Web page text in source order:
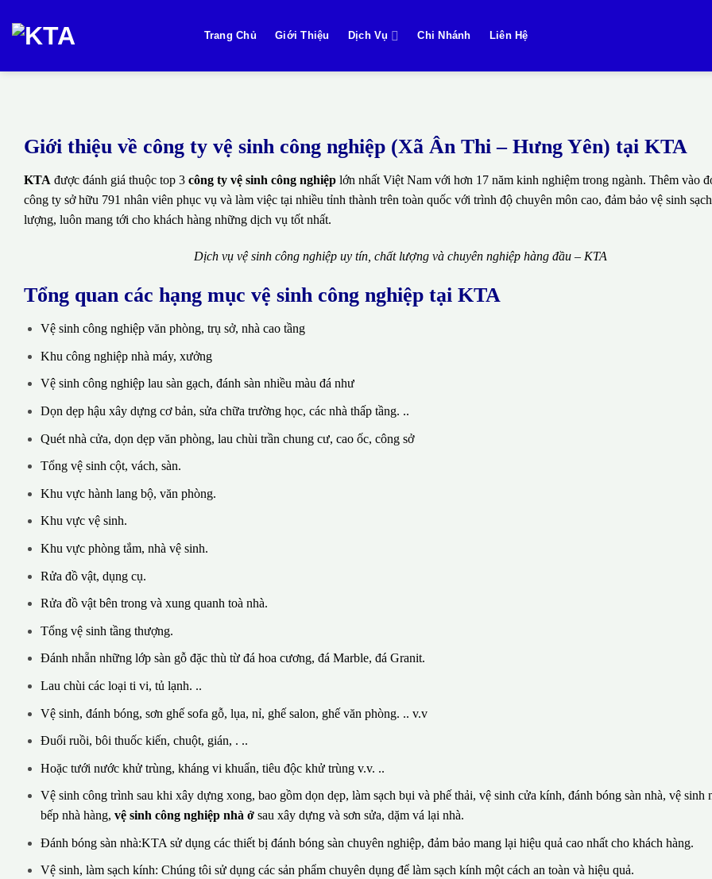
qua
dung
Trang Chủ Giới Thiệu Dịch Vụ Chi Nhánh Liên Hệ
Giới thiệu về công ty vệ sinh công nghiệp (Xã Ân Thi – Hưng Yên) tại KTA
KTA được đánh giá thuộc top 3 công ty vệ sinh công nghiệp lớn nhất Việt Nam với hơn 17 năm kinh nghiệm trong ngành. Thêm vào
công ty sở hữu 791 nhân viên phục vụ và làm việc tại nhiều tỉnh thành trên toàn quốc với trình độ chuyên môn cao, đảm bảo vệ sinh
lượng, luôn mang tới cho khách hàng những dịch vụ tốt nhất.
Dịch vụ vệ sinh công nghiệp uy tín, chất lượng và chuyên nghiệp hàng đầu – KTA
Tổng quan các hạng mục vệ sinh công nghiệp tại KTA
Vệ sinh công nghiệp văn phòng, trụ sở, nhà cao tầng
Khu công nghiệp nhà máy, xưởng
Vệ sinh công nghiệp lau sàn gạch, đánh sàn nhiều màu đá như
Dọn dẹp hậu xây dựng cơ bản, sửa chữa trường học, các nhà thấp tầng. ..
Quét nhà cửa, dọn dẹp văn phòng, lau chùi trần chung cư, cao ốc, công sở
Tổng vệ sinh cột, vách, sàn.
Khu vực hành lang bộ, văn phòng.
Khu vực vệ sinh.
Khu vực phòng tắm, nhà vệ sinh.
Rửa đồ vật, dụng cụ.
Rửa đồ vật bên trong và xung quanh toà nhà.
Tổng vệ sinh tầng thượng.
Đánh nhẵn những lớp sàn gỗ đặc thù từ đá hoa cương, đá Marble, đá Granit.
Lau chùi các loại ti vi, tủ lạnh. ..
Vệ sinh, đánh bóng, sơn ghế sofa gỗ, lụa, nỉ, ghế salon, ghế văn phòng. .. v.v
Đuổi ruồi, bôi thuốc kiến, chuột, gián, . ..
Hoặc tưới nước khử trùng, kháng vi khuẩn, tiêu độc khử trùng v.v. ..
Vệ sinh công trình sau khi xây dựng xong, bao gồm dọn dẹp, làm sạch bụi và phế thải, vệ sinh cửa kính, đánh bóng sàn nhà, vệ sinh
bếp nhà hàng, vệ sinh công nghiệp nhà ởsau xây dựng và sơn sửa, dặm vá lại nhà.
Đánh bóng sàn nhà:KTA sử dụng các thiết bị đánh bóng sàn chuyên nghiệp, đảm bảo mang lại hiệu quả cao nhất cho khách hàng.
Vệ sinh, làm sạch kính: Chúng tôi sử dụng các sản phẩm chuyên dụng để làm sạch kính một cách an toàn và hiệu quả.